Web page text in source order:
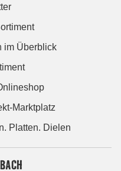
im Überblick
Marktplatz
Platten. Dielen